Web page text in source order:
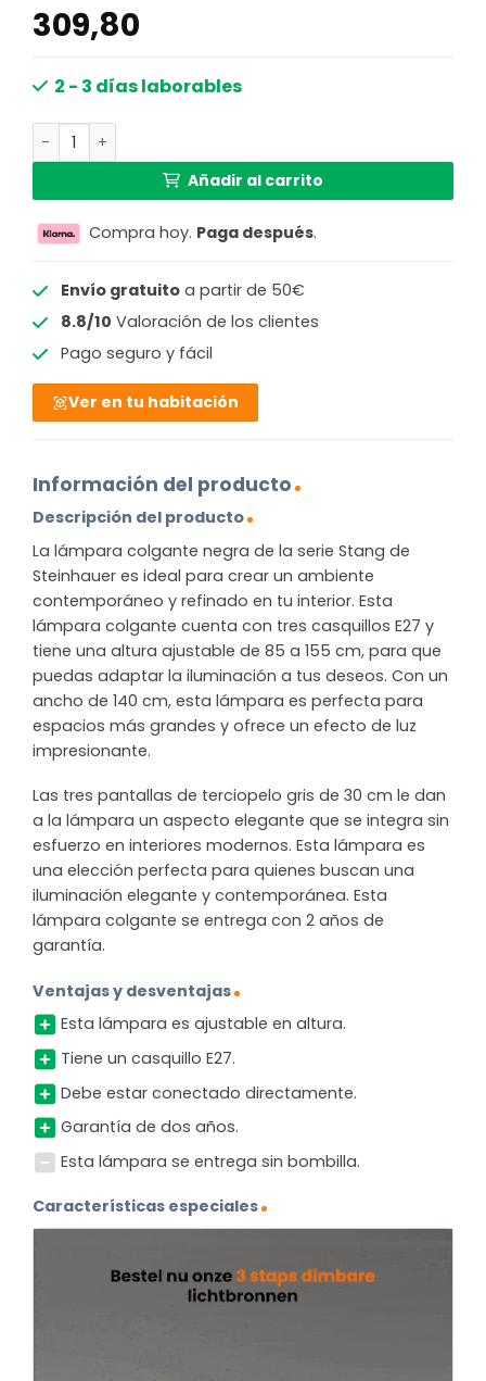
309,80
2 - 3 días laborables
Lámpara colgante negra de metal moderna Steinhauer
Añadir al carrito
Compra hoy. Paga después.
Envío gratuitoa partir de 50€
8.8/10 Valoración de los clientes
Pago seguro y fácil
Ver en tu habitación
Información del producto
Descripción del producto
La lámpara colgante negra de la serie Stang de
Steinhauer es ideal para crear un ambiente
contemporáneo y refinado en tu interior. Esta
lámpara colgante cuenta con tres casquillos E27 y
tiene una altura ajustable de 85 a 155 cm, para que
puedas adaptar la iluminación a tus deseos. Con un
ancho de 140 cm, esta lámpara es perfecta para
espacios más grandes y ofrece un efecto de luz
impresionante.
Las tres pantallas de terciopelo gris de 30 cm le dan
a la lámpara un aspecto elegante que se integra sin
esfuerzo en interiores modernos. Esta lámpara es
una elección perfecta para quienes buscan una
iluminación elegante y contemporánea. Esta
lámpara colgante se entrega con 2 años de
garantía.
Ventajas y desventajas
Esta lámpara es ajustable en altura.
Tiene un casquillo E27.
Debe estar conectado directamente.
Garantía de dos años.
Esta lámpara se entrega sin bombilla.
Características especiales